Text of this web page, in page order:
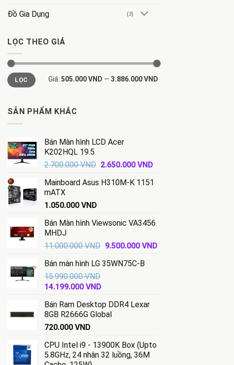
Đồ Gia Dụng (3)
LỌC THEO GIÁ
Giá
tối
thiểu
Giá
tối
đa
LỌC Giá: 505.000 VND — 3.886.000 VND
SẢN PHẨM KHÁC
Bán Màn hình LCD Acer
K202HQL 19.5
2.700.000VND Giá
là:
2.650.000 VNDGiá
tại
Mainboard Asus H310M-K 1151
mATX
1.050.000 VND
Bán Màn hình Viewsonic VA3456
MHDJ
11.000.000VND Giá
là:
9.500.000 VNDGiá
Bán màn hình LG 35WN75C-B
15.990.000VND
Giá
là:
15.990.000 VND.
14.199.000 VND
tại
là:
Bán Ram Desktop DDR4 Lexar
8GB R2666G Global
720.000 VND
CPU Intel i9 - 13900K Box (Upto
5.8GHz, 24 nhân 32 luồng, 36M